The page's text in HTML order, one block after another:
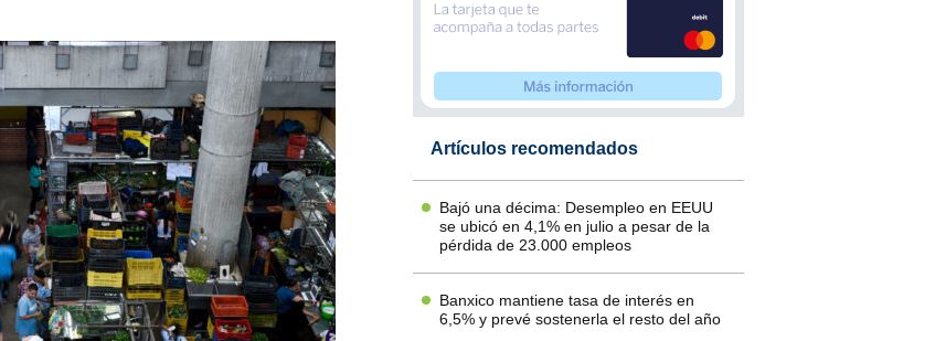
Artículos recomendados
Bajó una décima: Desempleo en EEUU
se ubicó en 4,1% en julio a pesar de la
pérdida de 23.000 empleos
Banxico mantiene tasa de interés en
6,5% y prevé sostenerla el resto del año